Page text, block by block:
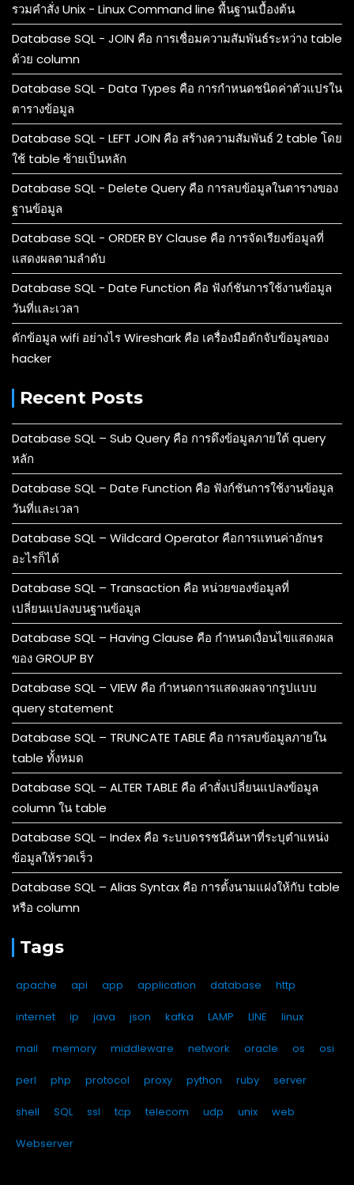
รวมคำสั่ง Unix - Linux Command line พื้นฐานเบื้องต้น
Database SQL - JOIN คือ การเชื่อมความสัมพันธ์ระหว่าง table
ด้วย column
Database SQL - Data Types คือ การกำหนดชนิดค่าตัวแปรใน
ตารางข้อมูล
Database SQL - LEFT JOIN คือ สร้างความสัมพันธ์ 2 table โดย
ใช้ table ซ้ายเป็นหลัก
Database SQL - Delete Query คือ การลบข้อมูลในตารางของ
ฐานข้อมูล
Database SQL - ORDER BY Clause คือ การจัดเรียงข้อมูลที่
แสดงผลตามลำดับ
Database SQL - Date Function คือ ฟังก์ชันการใช้งานข้อมูล
วันที่และเวลา
ดักข้อมูล wifi อย่างไร Wireshark คือ เครื่องมือดักจับข้อมูลของ
hacker
Recent Posts
Database SQL – Sub Query คือ การดึงข้อมูลภายใต้ query
หลัก
Database SQL – Date Function คือ ฟังก์ชันการใช้งานข้อมูล
วันที่และเวลา
Database SQL – Wildcard Operator คือการแทนค่าอักษร
อะไรก็ได้
Database SQL – Transaction คือ หน่วยของข้อมูลที่
เปลี่ยนแปลงบนฐานข้อมูล
Database SQL – Having Clause คือ กำหนดเงื่อนไขแสดงผล
ของ GROUP BY
Database SQL – VIEW คือ กำหนดการแสดงผลจากรูปแบบ
query statement
Database SQL – TRUNCATE TABLE คือ การลบข้อมูลภายใน
table ทั้งหมด
Database SQL – ALTER TABLE คือ คำสั่งเปลี่ยนแปลงข้อมูล
column ใน table
Database SQL – Index คือ ระบบดรรชนีค้นหาที่ระบุตำแหน่ง
ข้อมูลให้รวดเร็ว
Database SQL – Alias Syntax คือ การตั้งนามแฝงให้กับ table
หรือ column
Tags
apache api app application database http
internet ip java json kafka LAMP LINE linux
mail memory middleware network oracle os osi
perl php protocol proxy python ruby server
shell SQL ssl tcp telecom udp unix web
Webserver